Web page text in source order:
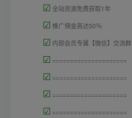
☑ 全站资源免费获取1年
☑ 推广佣金高达50％
☑ 内部会员专属【微信】交流群
☑ =====================
☑ =====================
☑ =====================
☑ =====================